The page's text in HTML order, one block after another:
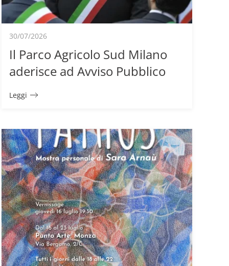
30/07/2026
Il Parco Agricolo Sud Milano
aderisce ad Avviso Pubblico
Leggi